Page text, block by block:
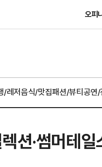
오피
/레저음식/맛집패션/뷰티공연
션·썸머테